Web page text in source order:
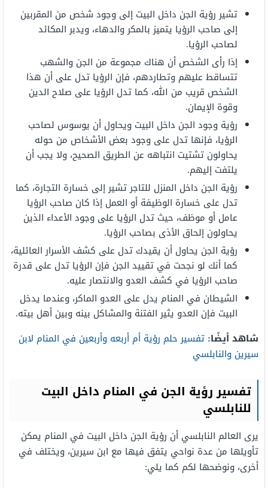
تشير رؤية الجن داخل البيت إلى وجود شخص من المقربين
إلى صاحب الرؤيا يتميز بالمكر والدهاء، ويدبر المكائد
لصاحب الرؤيا.
إذا رأى الشخص أن هناك مجموعة من الجن والشهب
تتساقط عليهم وتطاردهم، فإن الرؤيا تدل على أن هذا
الشخص قريب من الله، كما تدل الرؤيا على صلاح الدين
وقوة الإيمان.
رؤية وجود الجن داخل البيت ويحاول أن يوسوس لصاحب
الرؤيا، فإنها تدل على وجود بعض الأشخاص من حوله
يحاولون تشتيت انتباهه عن الطريق الصحيح، ولا يجب أن
يلتفت إليهم.
رؤية الجن داخل المنزل للتاجر تشير إلى خسارة التجارة، كما
تدل على خسارة الوظيفة أو العمل إذا كان صاحب الرؤيا
عامل أو موظف، حيث تدل الرؤيا على وجود الأعداء الذين
يحاولون إلحاق الأذى بصاحب الرؤيا.
رؤية الجن يحاول أن يقيدك تدل على كشف الأسرار العائلية،
كما أنك لو نجحت في تقييد الجن فإن الرؤيا تدل على قدرة
صاحب الرؤيا في كشف العدو والانتصار عليه.
الشيطان في المنام يدل على العدو الماكر، وعندما يدخل
البيت فإن العدو يثير الفتنة والمشاكل بينه وبين أهل بيته.
شاهد أيضًا: تفسير حلم رؤية أم أربعه وأربعين في المنام لابن
سيرين والنابلسي
تفسير رؤية الجن في المنام داخل البيت
للنابلسي
يرى العالم النابلسي أن رؤية الجن داخل البيت في المنام يمكن
تأويلها من عدة نواحي يتفق فيها مع ابن سيرين، ويختلف في
أخرى، ونوضحها لكم كما يلي: